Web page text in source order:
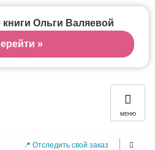
МЕНЮ
📍 Отследить свой заказ
Ольги Валяевой
»